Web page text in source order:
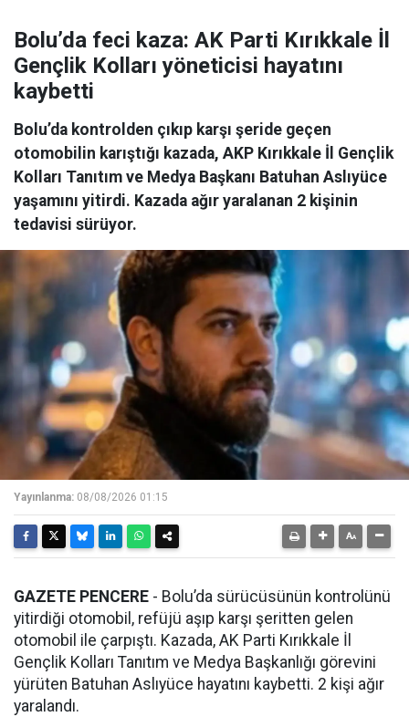
Bolu’da feci kaza: AK Parti Kırıkkale İl
Gençlik Kolları yöneticisi hayatını
kaybetti
Bolu’da kontrolden çıkıp karşı şeride geçen
otomobilin karıştığı kazada, AKP Kırıkkale İl Gençlik
Kolları Tanıtım ve Medya Başkanı Batuhan Aslıyüce
yaşamını yitirdi. Kazada ağır yaralanan 2 kişinin
tedavisi sürüyor.
Yayınlanma: 08/08/2026 01:15
GAZETE PENCERE - Bolu’da sürücüsünün kontrolünü
yitirdiği otomobil, refüjü aşıp karşı şeritten gelen
otomobil ile çarpıştı. Kazada, AK Parti Kırıkkale İl
Gençlik Kolları Tanıtım ve Medya Başkanlığı görevini
yürüten Batuhan Aslıyüce hayatını kaybetti. 2 kişi ağır
yaralandı.